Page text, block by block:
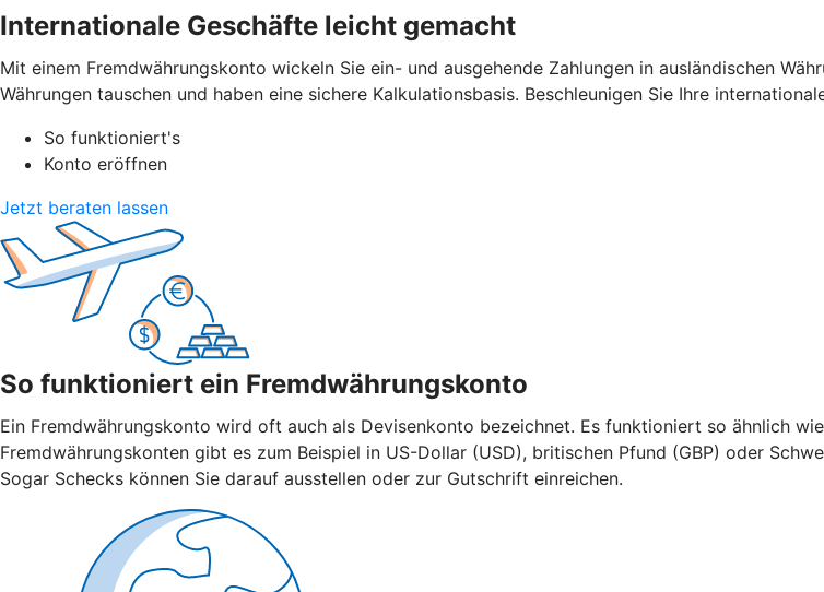
Internationale Geschäfte leicht gemacht
Mit einem Fremdwährungskonto wickeln Sie ein- und ausgehende Zahlungen in ausländischen
Währungen tauschen und haben eine sichere Kalkulationsbasis. Beschleunigen Sie Ihre
So funktioniert's
Konto eröffnen
Jetzt beraten lassen
So funktioniert ein Fremdwährungskonto
Ein Fremdwährungskonto wird oft auch als Devisenkonto bezeichnet. Es funktioniert so ähnlich
Fremdwährungskonten gibt es zum Beispiel in US-Dollar (USD), britischen Pfund (GBP) oder
Sogar Schecks können Sie darauf ausstellen oder zur Gutschrift einreichen.